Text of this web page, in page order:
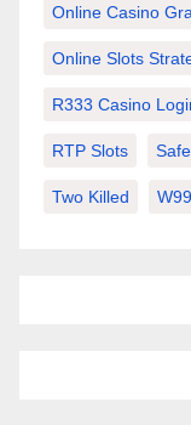
Online Casino
Online Slots
R333 Casino
RTP Slots
Two Killed